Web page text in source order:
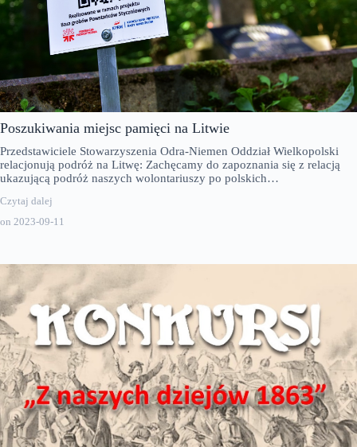
Poszukiwania miejsc pamięci na Litwie
on 2023-09-11
Przedstawiciele Stowarzyszenia Odra-Niemen Oddział Wielkopolski
relacjonują podróż na Litwę: Zachęcamy do zapoznania się z relacją
ukazującą podróż naszych wolontariuszy po polskich…
Czytaj dalej